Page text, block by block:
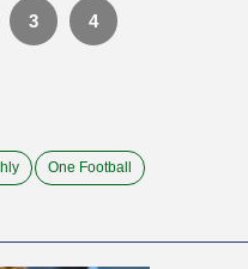
3 4
One Football